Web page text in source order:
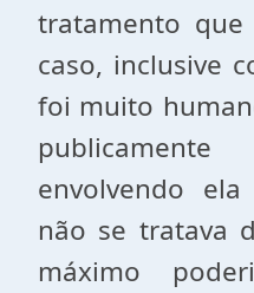
tratamento que
caso, inclusive
foi muito
envolvendo
não se tratava
máximo